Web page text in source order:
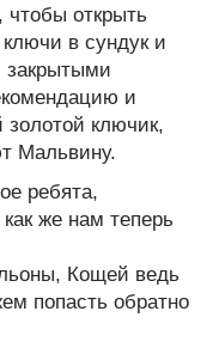
чтобы открыть
в сундук и
закрытыми
и
ключик,
Мальвину.
ребята,
же нам теперь
Кощей ведь
попасть обратно